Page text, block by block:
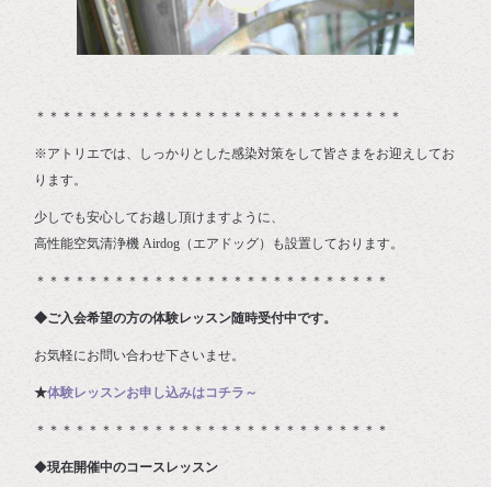
＊＊＊＊＊＊＊＊＊＊＊＊＊＊＊＊＊＊＊＊＊＊＊＊＊＊＊＊
※アトリエでは、しっかりとした感染対策をして皆さまをお迎えしてお
ります。
少しでも安心してお越し頂けますように、
高性能空気清浄機 Airdog（エアドッグ）も設置しております。
＊＊＊＊＊＊＊＊＊＊＊＊＊＊＊＊＊＊＊＊＊＊＊＊＊＊＊
◆ご入会希望の方の体験レッスン随時受付中です。
お気軽にお問い合わせ下さいませ。
★体験レッスンお申し込みはコチラ～
＊＊＊＊＊＊＊＊＊＊＊＊＊＊＊＊＊＊＊＊＊＊＊＊＊＊＊
◆現在開催中のコースレッスン